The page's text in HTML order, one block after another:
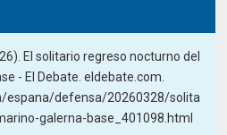
El solitario regreso nocturno del
- El Debate. eldebate.com.
espana/defensa/20260328/solita
galerna-base_401098.html